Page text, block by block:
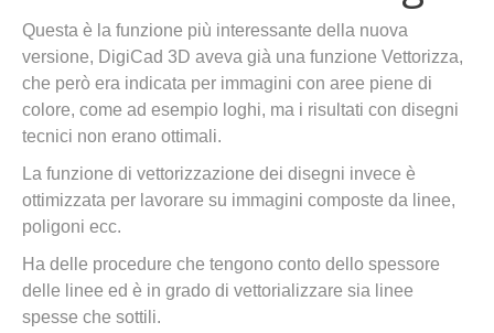
Questa è la funzione più interessante della nuova
versione, DigiCad 3D aveva già una funzione Vettorizza,
che però era indicata per immagini con aree piene di
colore, come ad esempio loghi, ma i risultati con disegni
tecnici non erano ottimali.
La funzione di vettorizzazione dei disegni invece è
ottimizzata per lavorare su immagini composte da linee,
poligoni ecc.
Ha delle procedure che tengono conto dello spessore
delle linee ed è in grado di vettorializzare sia linee
spesse che sottili.